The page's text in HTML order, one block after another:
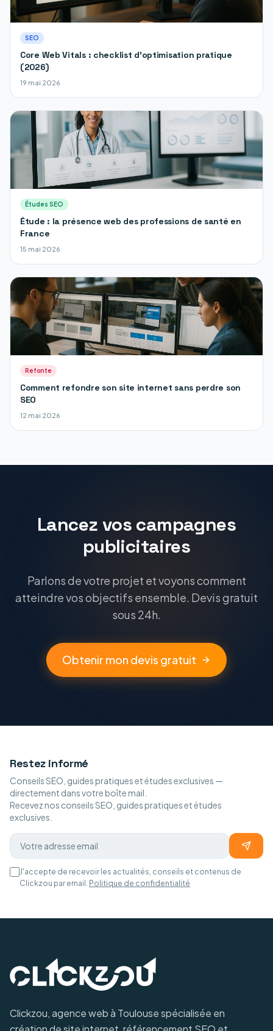
SEO
Core Web Vitals : checklist d'optimisation pratique
(2026)
19 mai 2026
Études SEO
Étude : la présence web des professions de santé en
France
15 mai 2026
Refonte
Comment refondre son site internet sans perdre son
SEO
12 mai 2026
Lancez vos campagnes
publicitaires
Parlons de votre projet et voyons comment
atteindre vos objectifs ensemble. Devis gratuit
sous 24h.
Obtenir mon devis gratuit
Restez informé
Conseils SEO, guides pratiques et études exclusives —
directement dans votre boîte mail.
Recevez nos conseils SEO, guides pratiques et études
exclusives.
J'accepte de recevoir les actualités, conseils et contenus de
Clickzou par email. Politique de confidentialité
Clickzou, agence web à Toulouse spécialisée en